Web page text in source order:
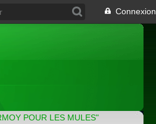
Connexion
POUR LES MULES"